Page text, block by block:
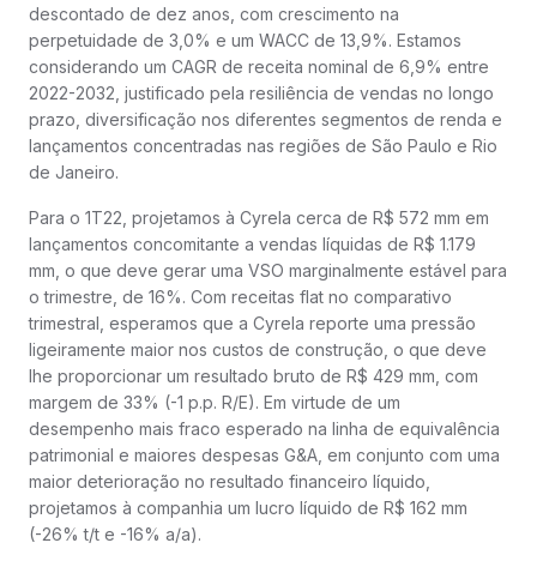
descontado de dez anos, com crescimento na
perpetuidade de 3,0% e um WACC de 13,9%. Estamos
considerando um CAGR de receita nominal de 6,9% entre
2022-2032, justificado pela resiliência de vendas no longo
prazo, diversificação nos diferentes segmentos de renda e
lançamentos concentradas nas regiões de São Paulo e Rio
de Janeiro.
Para o 1T22, projetamos à Cyrela cerca de R$ 572 mm em
lançamentos concomitante a vendas líquidas de R$ 1.179
mm, o que deve gerar uma VSO marginalmente estável para
o trimestre, de 16%. Com receitas flat no comparativo
trimestral, esperamos que a Cyrela reporte uma pressão
ligeiramente maior nos custos de construção, o que deve
lhe proporcionar um resultado bruto de R$ 429 mm, com
margem de 33% (-1 p.p. R/E). Em virtude de um
desempenho mais fraco esperado na linha de equivalência
patrimonial e maiores despesas G&A, em conjunto com uma
maior deterioração no resultado financeiro líquido,
projetamos à companhia um lucro líquido de R$ 162 mm
(-26% t/t e -16% a/a).